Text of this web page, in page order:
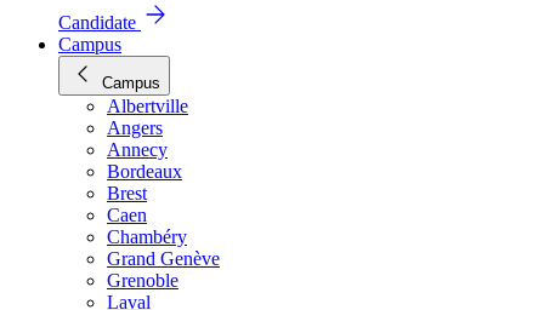
Candidate
Campus
Campus
Albertville
Angers
Annecy
Bordeaux
Brest
Caen
Chambéry
Grand Genève
Grenoble
Laval